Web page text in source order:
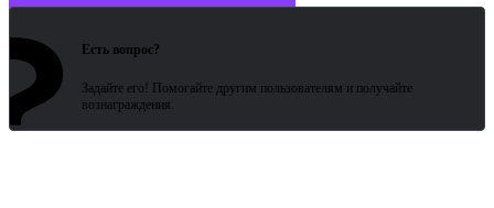
Есть вопрос?
Задайте его! Помогайте другим пользователям и получайте
вознаграждения.